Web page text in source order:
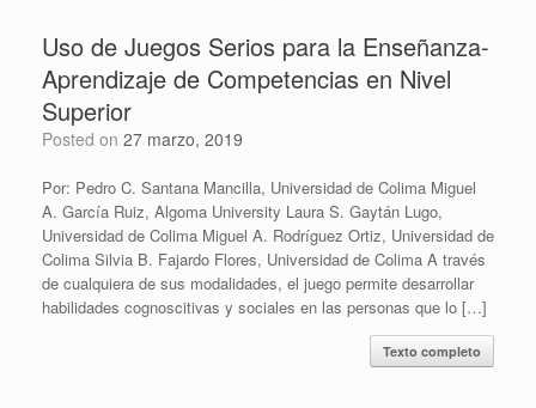
Uso de Juegos Serios para la Enseñanza-
Aprendizaje de Competencias en Nivel
Superior
Posted on 27 marzo, 2019
Por: Pedro C. Santana Mancilla, Universidad de Colima Miguel
A. García Ruiz, Algoma University Laura S. Gaytán Lugo,
Universidad de Colima Miguel A. Rodríguez Ortiz, Universidad de
Colima Silvia B. Fajardo Flores, Universidad de Colima A través
de cualquiera de sus modalidades, el juego permite desarrollar
habilidades cognoscitivas y sociales en las personas que lo […]
Texto completo